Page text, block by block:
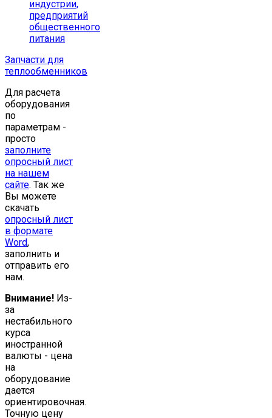
индустрии,
предприятий
общественного
питания
Запчасти для
теплообменников
Для расчета
оборудования
по
параметрам -
просто
заполните
опросный лист
на нашем
сайте. Так же
Вы можете
скачать
опросный лист
в формате
Word,
заполнить и
отправить его
нам.
Внимание! Из-
за
нестабильного
курса
иностранной
валюты - цена
на
оборудование
дается
ориентировочная.
Точную цену